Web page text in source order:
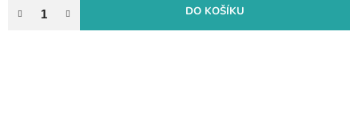
DO KOŠÍKU